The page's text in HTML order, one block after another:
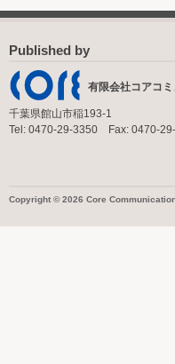
Published by
有限会社コアコ
千葉県館山市稲193-1
Tel: 0470-29-3350 Fax: 0470-
Copyright © 2026 Core